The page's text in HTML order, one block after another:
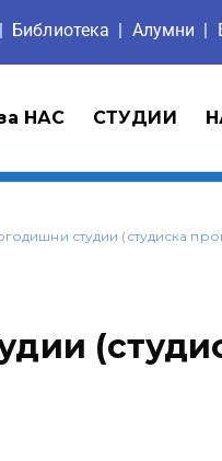
| Библиотека | Aлумни |
НАС СТУДИИ
студии (студиска